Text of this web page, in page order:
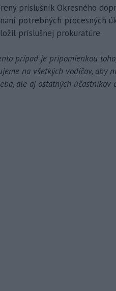
príslušník Okresného
potrebných procesných
príslušnej prokuratúre.
prípad je pripomienkou
na všetkých vodičov, aby
ale aj ostatných účastníkov